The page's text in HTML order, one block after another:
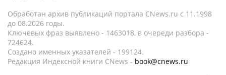
Обработан архив публикаций портала CNews.ru c 11.1998
до 08.2026 годы.
Ключевых фраз выявлено - 1463018, в очереди разбора -
724624.
Создано именных указателей - 199124.
Редакция Индексной книги CNews - book@cnews.ru